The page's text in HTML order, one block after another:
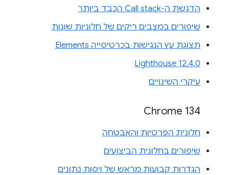
הדגשת ה-Call stack הכבד ביותר
שיפורים במצבים ריקים של חלוניות שונות
תצוגת עץ הנגישות בכרטיסייה Elements
Lighthouse 12.4.0
עיקרי השינויים
Chrome 134
חלונית הפרטיות והאבטחה
שיפורים בחלונית הביצועים
הגדרות קבועות מראש של ויסות נתונים